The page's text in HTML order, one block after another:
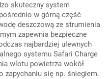
skuteczny system
w górną część
deszczową ze strumienia
zapewnia bezpieczne
najbardziej ulewnych
systemu Safari Charge
wlotu powietrza wokół
zapychaniu się np. śniegiem.